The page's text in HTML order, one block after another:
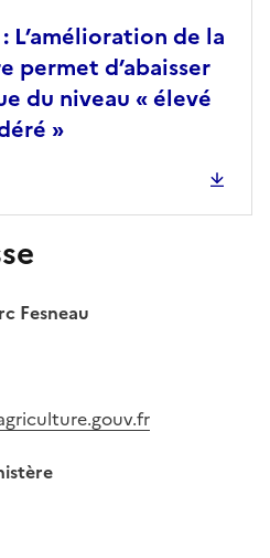
L’amélioration de la
permet d’abaisser
du niveau « élevé
»
Fesneau